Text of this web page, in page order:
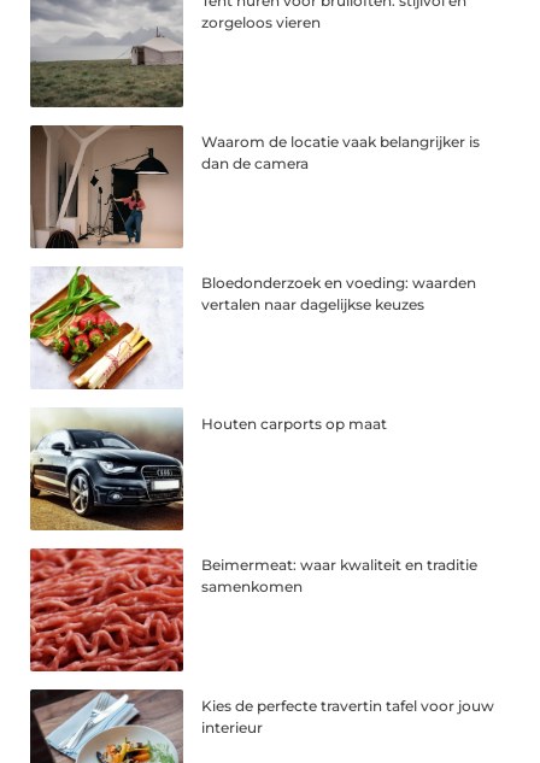
zorgeloos vieren
Waarom de locatie vaak belangrijker is
dan de camera
Bloedonderzoek en voeding: waarden
vertalen naar dagelijkse keuzes
Houten carports op maat
Beimermeat: waar kwaliteit en traditie
samenkomen
Kies de perfecte travertin tafel voor jouw
interieur